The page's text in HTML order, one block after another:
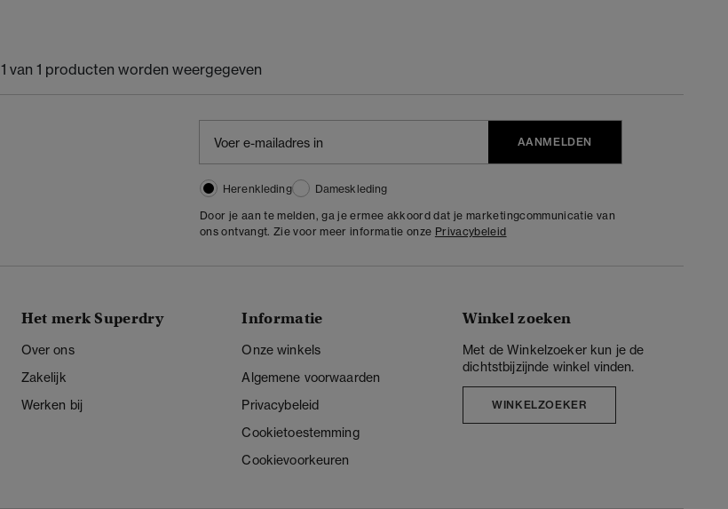
1 van 1 producten worden weergegeven
AANMELDEN
Herenkleding
Dameskleding
Door je aan te melden, ga je ermee akkoord dat je marketingcommunicatie van
ons ontvangt. Zie voor meer informatie onze Privacybeleid
Het merk Superdry
Over ons
Zakelijk
Werken bij
Informatie
Onze winkels
Algemene voorwaarden
Privacybeleid
Cookietoestemming
Cookievoorkeuren
Winkel zoeken
Met de Winkelzoeker kun je de
dichtstbijzijnde winkel vinden.
WINKELZOEKER